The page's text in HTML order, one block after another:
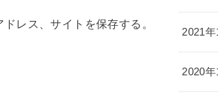
レス、サイトを保存する。
2021
2020